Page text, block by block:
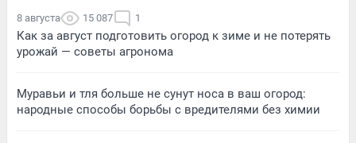
8 августа 15 087 1
Как за август подготовить огород к зиме и не потерять
урожай — советы агронома
Муравьи и тля больше не сунут носа в ваш огород:
народные способы борьбы с вредителями без химии